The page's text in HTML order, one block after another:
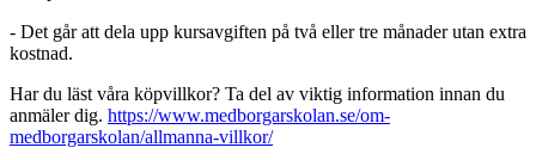
- Det går att dela upp kursavgiften på två eller tre månader utan extra
kostnad.
Har du läst våra köpvillkor? Ta del av viktig information innan du
anmäler dig. https://www.medborgarskolan.se/om-
medborgarskolan/allmanna-villkor/